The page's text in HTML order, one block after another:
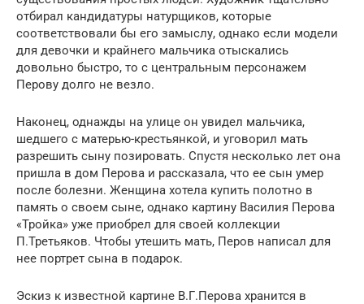
отбирал кандидатуры натурщиков, которые
соответствовали бы его замыслу, однако если модели
для девочки и крайнего мальчика отыскались
довольно быстро, то с центральным персонажем
Перову долго не везло.
Наконец, однажды на улице он увидел мальчика,
шедшего с матерью-крестьянкой, и уговорил мать
разрешить сыну позировать. Спустя несколько лет она
пришла в дом Перова и рассказала, что ее сын умер
после болезни. Женщина хотела купить полотно в
память о своем сыне, однако картину Василия Перова
«Тройка» уже приобрел для своей коллекции
П.Третьяков. Чтобы утешить мать, Перов написал для
нее портрет сына в подарок.
Эскиз к известной картине В.Г.Перова хранится в